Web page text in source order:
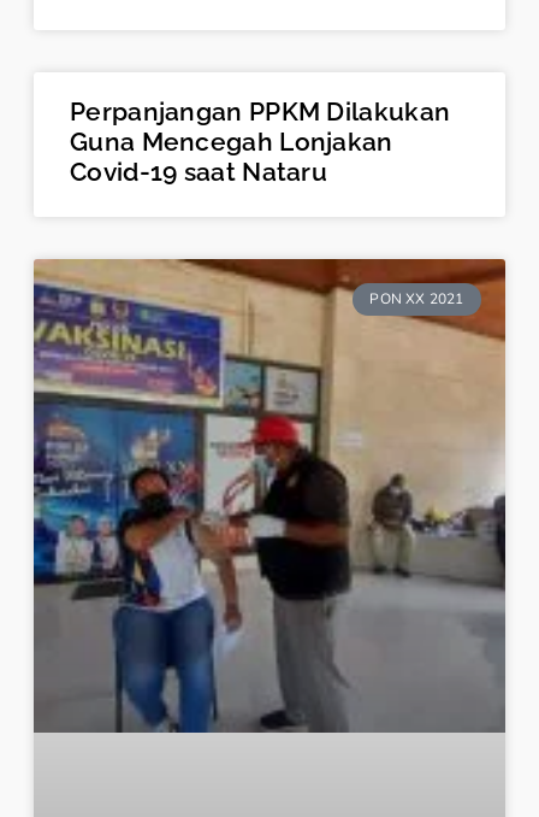
Perpanjangan PPKM Dilakukan
Guna Mencegah Lonjakan
Covid-19 saat Nataru
PON XX 2021